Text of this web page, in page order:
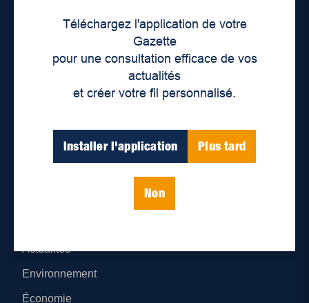
Téléchargez l'application de votre
Gazette
pour une consultation efficace de vos
actualités
et créer votre fil personnalisé.
Installer l'application Plus tard
Non
Déontologie et confidentialité
Devenir partenaire
Lieux de distribution
Nous joindre
Parutions numériques
Actualités
Environnement
Économie